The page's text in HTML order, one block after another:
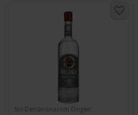
Sin Denominacion Origen